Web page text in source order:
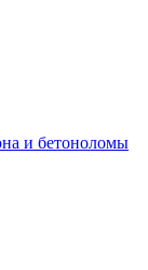
и бетоноломы